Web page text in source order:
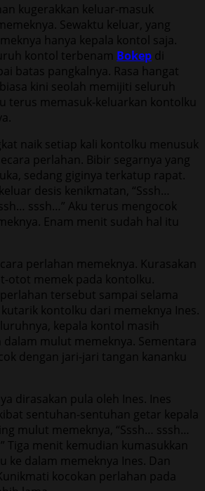
kugerakkan keluar-masuk
Sewaktu keluar, yang
hanya kepala kontol saja.
kontol terbenam Bokep di
batas pangkalnya. Rasa hangat
kini seolah memijiti seluruh
terus memasuk-keluarkan kontolku
naik setiap kali kontolku menusuk
perlahan. Bibir segarnya yang
sedang giginya terkatup rapat.
desis kenikmatan, “Sssh…
sssh…” Aku terus mengocok
Enam menit sudah hal itu
perlahan memeknya. Kurasakan
otot memek pada kontolku.
tersebut sampai selama
kontolku dari memeknya Ines.
kepala kontol masih
mulut memeknya. Sementara
dengan jari-jari tangan kananku
dirasakan pula oleh Ines. Ines
sentuhan-sentuhan getar kepala
mulut memeknya, “Sssh… sssh…
menit kemudian kumasukkan
ke dalam memeknya Ines. Dan
kocokan perlahan pada